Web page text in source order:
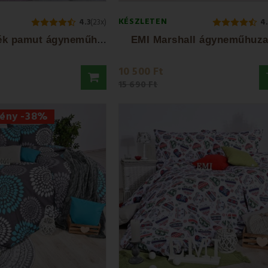
4.3(23x)
E
MI Stela kék pamut ágyneműhuzat
KÉSZLETEN
EMI Marshall
10 500 Ft
-38%